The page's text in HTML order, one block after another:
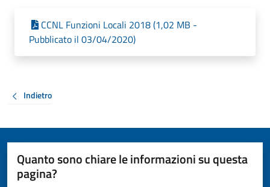
CCNL Funzioni Locali 2018 (1,02 MB -
Pubblicato il 03/04/2020)
Indietro
Quanto sono chiare le informazioni su questa
pagina?